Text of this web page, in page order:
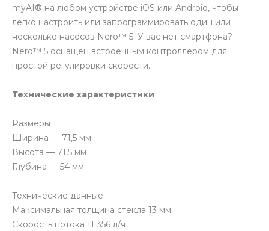
myAI® на любом устройстве iOS или Android, чтобы
легко настроить или запрограммировать один или
несколько насосов Nero™ 5. У вас нет смартфона?
Nero™ 5 оснащён встроенным контроллером для
простой регулировки скорости.
Технические характеристики
Размеры
Ширина — 71,5 мм
Высота — 71,5 мм
Глубина — 54 мм
Технические данные
Максимальная толщина стекла 13 мм
Скорость потока 11 356 л/ч